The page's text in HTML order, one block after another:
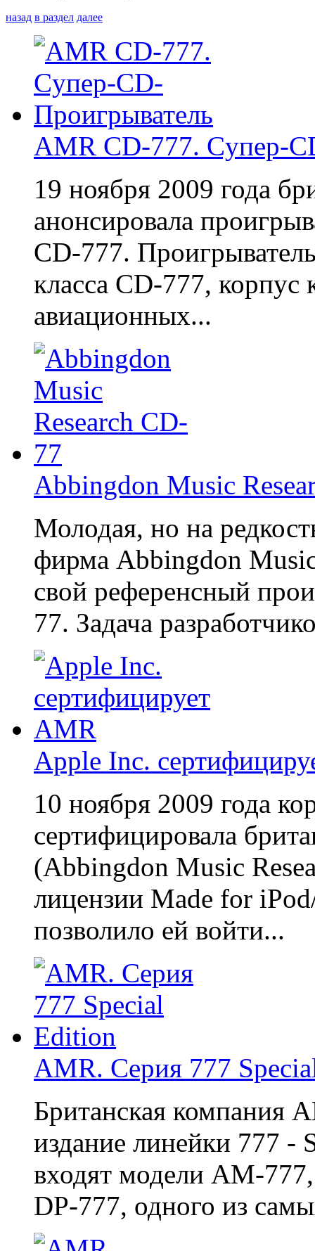
назад в раздел далее
AMR CD-777. Cупер-
19 ноября 2009 года
анонсировала
CD-777.
класса CD-777, корпус
авиационных...
Abbingdon Music
Молодая, но на
фирма Abbingdon
свой референсный
77. Задача
Apple Inc.
10 ноября 2009 года
сертифицировала
(Abbingdon Music
лицензии Made for
позволило ей войти...
AMR. Серия 777
Британская компания
издание линейки 777
входят модели AM-
DP-777, одного из